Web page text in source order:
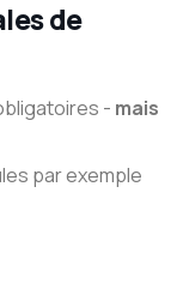
de
- mais
par exemple